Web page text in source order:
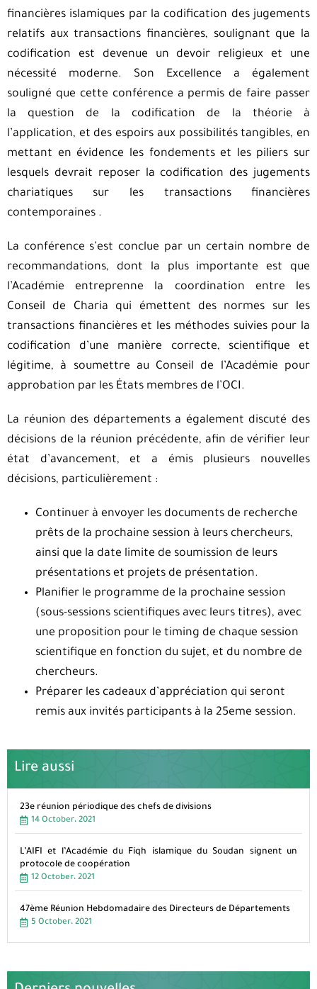
financières islamiques par la codification des jugements
relatifs aux transactions financières, soulignant que la
codification est devenue un devoir religieux et une
nécessité moderne. Son Excellence a également
souligné que cette conférence a permis de faire passer
la question de la codification de la théorie à
l’application, et des espoirs aux possibilités tangibles, en
mettant en évidence les fondements et les piliers sur
lesquels devrait reposer la codification des jugements
chariatiques sur les transactions financières
contemporaines .
La conférence s’est conclue par un certain nombre de
recommandations, dont la plus importante est que
l’Académie entreprenne la coordination entre les
Conseil de Charia qui émettent des normes sur les
transactions financières et les méthodes suivies pour la
codification d’une manière correcte, scientifique et
légitime, à soumettre au Conseil de l’Académie pour
approbation par les États membres de l’OCI.
La réunion des départements a également discuté des
décisions de la réunion précédente, afin de vérifier leur
état d’avancement, et a émis plusieurs nouvelles
décisions, particulièrement :
Continuer à envoyer les documents de recherche
prêts de la prochaine session à leurs chercheurs,
ainsi que la date limite de soumission de leurs
présentations et projets de présentation.
Planifier le programme de la prochaine session
(sous-sessions scientifiques avec leurs titres), avec
une proposition pour le timing de chaque session
scientifique en fonction du sujet, et du nombre de
chercheurs.
Préparer les cadeaux d’appréciation qui seront
remis aux invités participants à la 25eme session.
Lire aussi
23e réunion périodique des chefs de divisions
14 October، 2021
L’AIFI et l’Académie du Fiqh islamique du Soudan signent un
protocole de coopération
12 October، 2021
47ème Réunion Hebdomadaire des Directeurs de Départements
5 October، 2021